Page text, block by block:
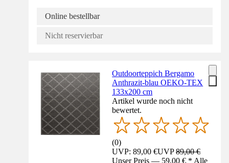
Online bestellbar
Nicht reservierbar
Outdoorteppich Bergamo
Anthrazit-blau OEKO-TEX
133x200 cm
Artikel wurde noch nicht
bewertet.
(0)
UVP: 89,00 €UVP89,00 €
Unser Preis — 59,00 € * Alle